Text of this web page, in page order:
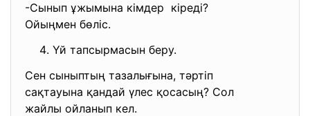
-Сынып ұжымына кімдер кіреді?
Ойыңмен бөліс.
Үй тапсырмасын беру.
Сен сыныптың тазалығына, тәртіп
сақтауына қандай үлес қосасың? Сол
жайлы ойланып кел.